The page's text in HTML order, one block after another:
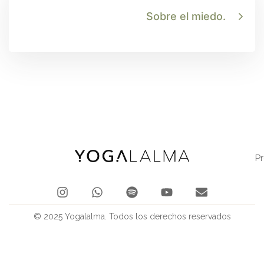
Sobre el miedo.
© 2025 Yogalalma. Todos los derechos reservados